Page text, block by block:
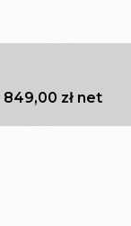
849,00 zł net